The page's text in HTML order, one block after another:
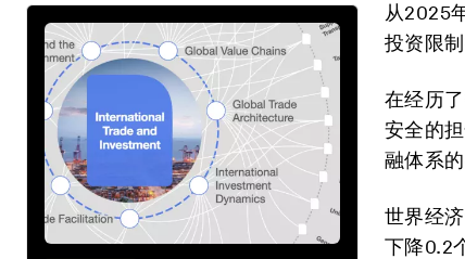
从2025
投资限
在经历
安全的
融体系
世界经
下降0.2